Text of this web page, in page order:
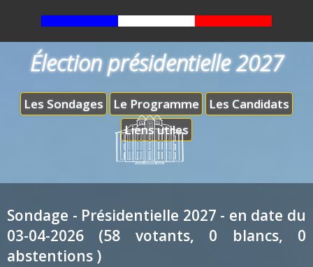
Les Sondages Le Programme
Les Candidats
Liens utiles
Élection présidentielle 2027
Sondage - Présidentielle 2027 - en date du
03-04-2026 (58 votants, 0 blancs, 0
abstentions )